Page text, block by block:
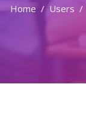
Home Users